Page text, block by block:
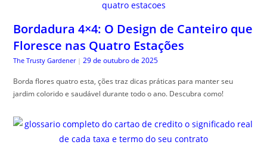
Bordadura 4×4: O Design de Canteiro que
Floresce nas Quatro Estações
The Trusty Gardener | 29 de outubro de 2025
Borda flores quatro esta, ções traz dicas práticas para manter seu
jardim colorido e saudável durante todo o ano. Descubra como!